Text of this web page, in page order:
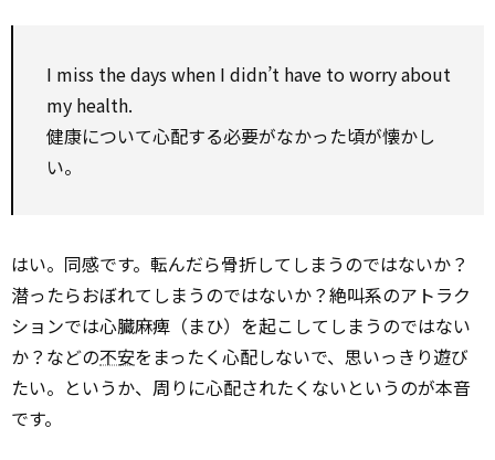
I miss the days when I didn’t have to worry about
my health.
健康について心配する必要がなかった頃が懐かし
い。
はい。同感です。転んだら骨折してしまうのではないか？
潜ったらおぼれてしまうのではないか？絶叫系のアトラク
ションでは心臓麻痺（まひ）を起こしてしまうのではない
か？などの不安をまったく心配しないで、思いっきり遊び
たい。というか、周りに心配されたくないというのが本音
です。